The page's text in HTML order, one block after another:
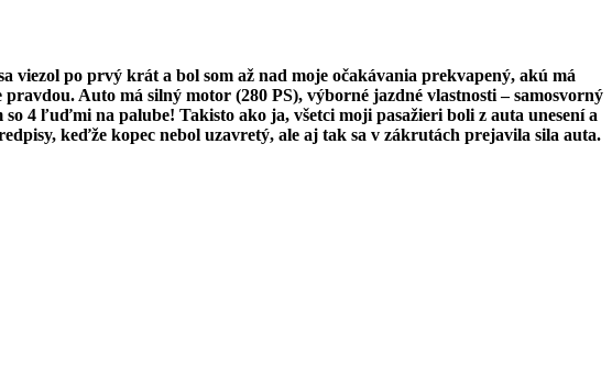
viezol po prvý krát a bol som až nad moje očakávania prekvapený, akú má
Auto má silný motor (280 PS), výborné jazdné vlastnosti – samosvorný
4 ľuďmi na palube! Takisto ako ja, všetci moji pasažieri boli z auta unesení a
keďže kopec nebol uzavretý, ale aj tak sa v zákrutách prejavila sila auta.